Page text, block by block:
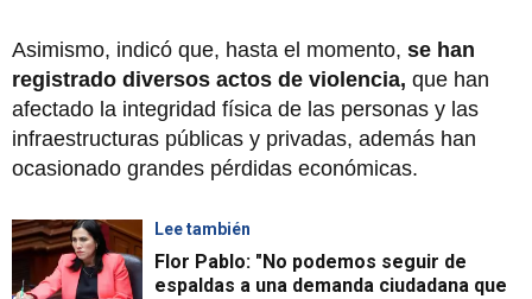
Asimismo, indicó que, hasta el momento, se han
registrado diversos actos de violencia, que han
afectado la integridad física de las personas y las
infraestructuras públicas y privadas, además han
ocasionado grandes pérdidas económicas.
Lee también
Flor Pablo: "No podemos seguir de
espaldas a una demanda ciudadana que